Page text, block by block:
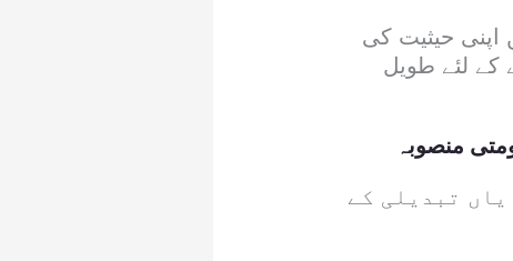
اپنی حیثیت کی
کے لئے طویل
منصوبہ
تبدیلی کے